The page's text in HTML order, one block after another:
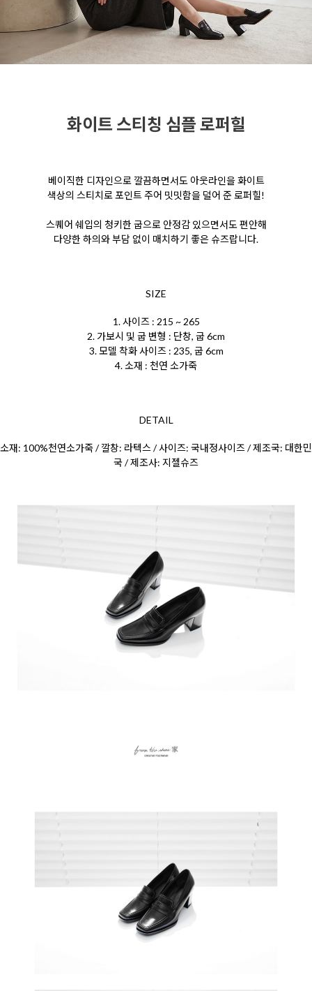
화이트 스티칭 심플 로퍼힐
베이직한 디자인으로 깔끔하면서도 아웃라인을 화이트
색상의 스티치로 포인트 주어 밋밋함을 덜어 준 로퍼힐!
스퀘어 쉐입의 청키한 굽으로 안정감 있으면서도 편안해
다양한 하의와 부담 없이 매치하기 좋은 슈즈랍니다.
SIZE
1. 사이즈 : 215 ~ 265
2. 가보시 및 굽 변형 : 단창, 굽 6cm
3. 모델 착화 사이즈 : 235, 굽 6cm
4. 소재 : 천연 소가죽
DETAIL
소재: 100%천연소가죽 / 깔창: 라텍스 / 사이즈: 국내정사이즈 / 제조국: 대한민
국 / 제조사: 지젤슈즈